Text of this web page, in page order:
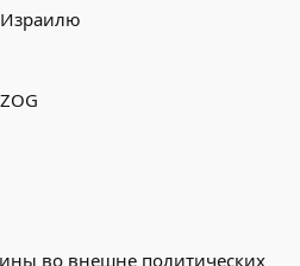
во внешне политических